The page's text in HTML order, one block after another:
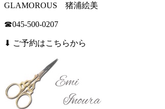
GLAMOROUS 猪浦絵美
☎︎045-500-0207
⬇︎ ご予約はこちらから